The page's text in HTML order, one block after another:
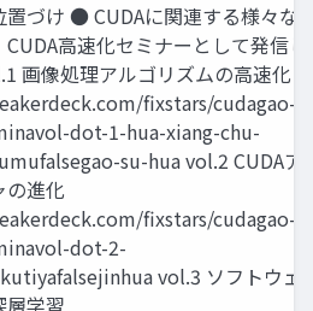
置づけ ● CUDAに関連する様々な
高速化セミナーとして発信
画像処理アルゴリズムの高速化
fixstars/cudagao-
dot-1-hua-xiang-chu-
su-hua vol.2 CUDAア
の進化
fixstars/cudagao-
dot-2-
vol.3 ソフトウェ